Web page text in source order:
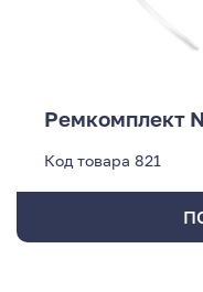
Ремкомплект
Код товара 821